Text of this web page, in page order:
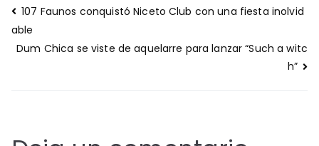
Navegación
de
entradas
107 Faunos conquistó Niceto Club con una fiesta inolvid
able
Dum Chica se viste de aquelarre para lanzar “Such a witc
h”